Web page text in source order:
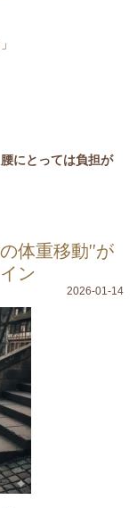
腰にとっては負担が
体重移動”が
ン
2026-01-14